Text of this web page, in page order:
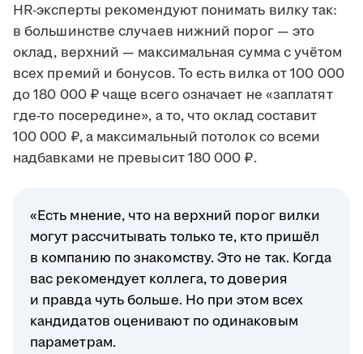
HR-эксперты рекомендуют понимать вилку так:
в большинстве случаев нижний порог — это
оклад, верхний — максимальная сумма с учётом
всех премий и бонусов. То есть вилка от 100 000
до 180 000 ₽ чаще всего означает не «заплатят
где-то посередине», а то, что оклад составит
100 000 ₽, а максимальный потолок со всеми
надбавками не превысит 180 000 ₽.
«Есть мнение, что на верхний порог вилки
могут рассчитывать только те, кто пришёл
в компанию по знакомству. Это не так. Когда
вас рекомендует коллега, то доверия
и правда чуть больше. Но при этом всех
кандидатов оценивают по одинаковым
параметрам.